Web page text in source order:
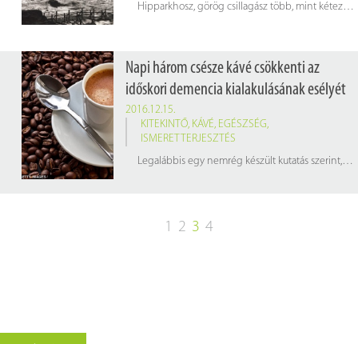
Hipparkhosz, görög csillagász több, mint kétezer éve napfogyatkozás segítségével oldott meg egy geometriai problémát. Tudta, hogy van egy sáv Törökország északkeleti részén, ahol a Hold teljesen eltakarta a Napot. Míg Alexandriában, ahol tanított, a Napnak csupán a négyötöde volt takarásban. Ebből az apróságból kb. 20%-os hibahatáron belül sikerült meghatároznia a Föld és a Hold távolságát.
Napi három csésze kávé csökkenti az
időskori demencia kialakulásának esélyét
2016.12.15.
KITEKINTŐ, KÁVÉ, EGÉSZSÉG,
ISMERETTERJESZTÉS
Legalábbis egy nemrég készült kutatás szerint, amelynek elkészülését a hat legnagyobb kávéforgalmazó támogatta.
1 2 3 4